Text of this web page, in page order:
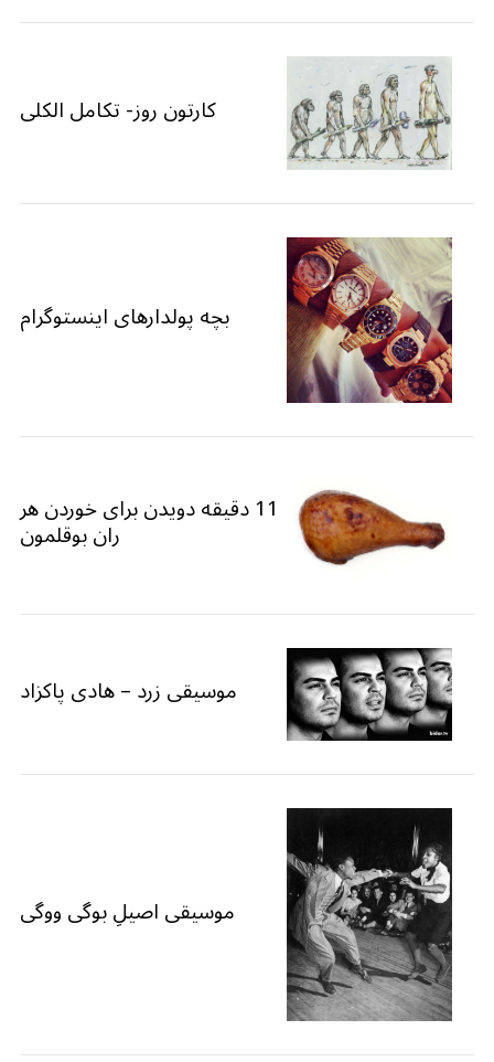
کارتون روز- تکامل الکلی
بچه پولدارهای اینستوگرام
11 دقیقه دویدن برای خوردن هر
ران بوقلمون
موسیقی زرد – هادی پاکزاد
موسیقی اصیلِ بوگی ووگی